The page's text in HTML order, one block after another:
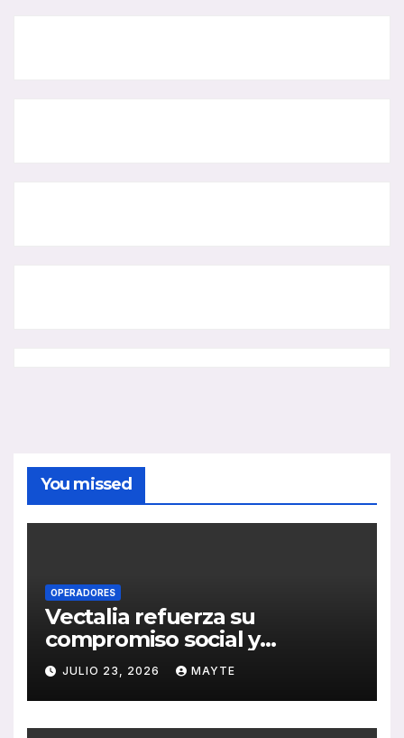
You missed
OPERADORES
Vectalia refuerza su
compromiso social y
medioambiental con la
publicación de su Memoria
de RSC 2025
JULIO 23, 2026 MAYTE